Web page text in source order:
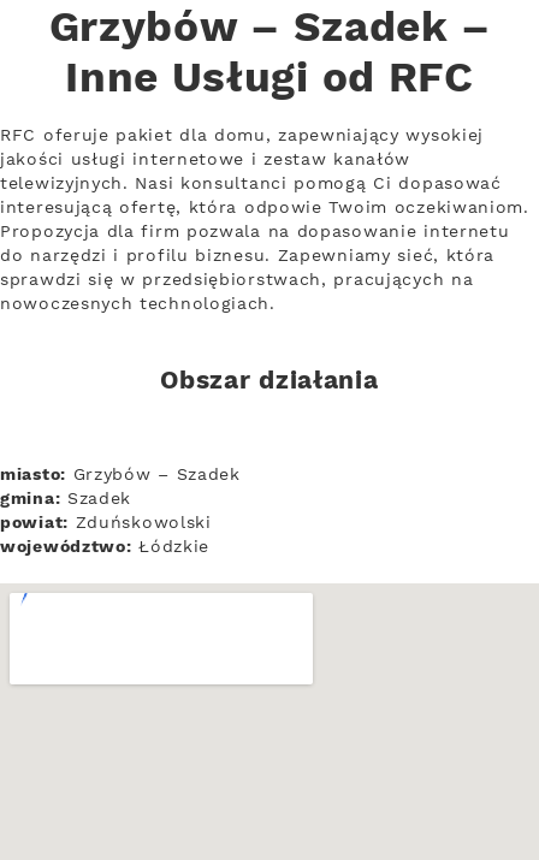
Grzybów – Szadek –
Inne Usługi od RFC
RFC oferuje pakiet dla domu, zapewniający wysokiej
jakości usługi internetowe i zestaw kanałów
telewizyjnych. Nasi konsultanci pomogą Ci dopasować
interesującą ofertę, która odpowie Twoim oczekiwaniom.
Propozycja dla firm pozwala na dopasowanie internetu
do narzędzi i profilu biznesu. Zapewniamy sieć, która
sprawdzi się w przedsiębiorstwach, pracujących na
nowoczesnych technologiach.
Obszar działania
miasto: Grzybów – Szadek
gmina: Szadek
powiat: Zduńskowolski
województwo: Łódzkie